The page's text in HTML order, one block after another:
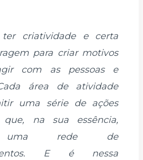
ter criatividade e certa
para criar motivos
com as pessoas e
área de atividade
uma série de ações
que, na sua essência,
uma rede de
E é nessa